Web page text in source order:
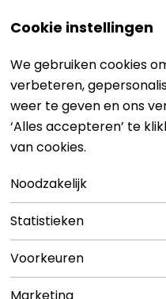
Neem dancontactmet
je het product
Cookie instellingen
We gebruiken cookies
verbeteren,
weer te geven en ons
‘Alles accepteren’ te
van cookies.
Noodzakelijk
Statistieken
Voorkeuren
Marketing